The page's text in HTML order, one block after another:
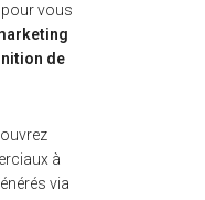
pour vous
de
à
via